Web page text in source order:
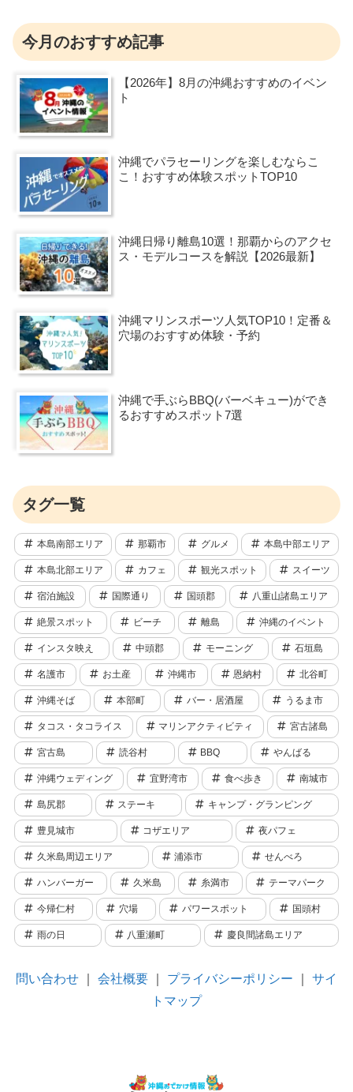
今月のおすすめ記事
【2026年】8月の沖縄おすすめのイベン
ト
沖縄でパラセーリングを楽しむならこ
こ！おすすめ体験スポットTOP10
沖縄日帰り離島10選！那覇からのアクセ
ス・モデルコースを解説【2026最新】
沖縄マリンスポーツ人気TOP10！定番＆
穴場のおすすめ体験・予約
沖縄で手ぶらBBQ(バーベキュー)ができ
るおすすめスポット7選
タグ一覧
本島南部エリア 那覇市 グルメ 本島中部エリア
本島北部エリア カフェ 観光スポット スイーツ
宿泊施設 国際通り 国頭郡 八重山諸島エリア
絶景スポット ビーチ 離島 沖縄のイベント
インスタ映え 中頭郡 モーニング 石垣島
名護市 お土産 沖縄市 恩納村 北谷町
沖縄そば 本部町 バー・居酒屋 うるま市
タコス・タコライス マリンアクティビティ 宮古諸島
宮古島 読谷村 BBQ やんばる
沖縄ウェディング 宜野湾市 食べ歩き 南城市
島尻郡 ステーキ キャンプ・グランピング
豊見城市 コザエリア 夜パフェ
久米島周辺エリア 浦添市 せんべろ
ハンバーガー 久米島 糸満市 テーマパーク
今帰仁村 穴場 パワースポット 国頭村
雨の日 八重瀬町 慶良間諸島エリア
問い合わせ 会社概要 プライバシーポリシー
サイ
トマップ